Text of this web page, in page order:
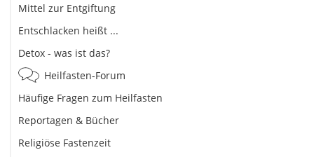
Mittel zur Entgiftung
Entschlacken heißt ...
Detox - was ist das?
Heilfasten-Forum
Häufige Fragen zum Heilfasten
Reportagen & Bücher
Religiöse Fastenzeit